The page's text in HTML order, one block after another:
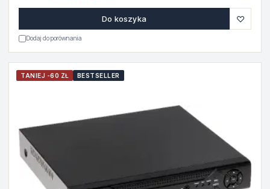
Do koszyka ♡
Dodaj do porównania
TANIEJ -60 ZŁ BESTSELLER